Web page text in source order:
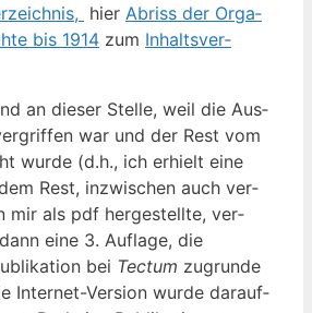
hier Abriss der Orga­
bis 1914 zum Inhalts­ver­
an die­ser Stel­le, weil die Aus­
war und der Rest vom
wur­de (d.h., ich erhielt eine
Rest, inzwi­schen auch ver­
mir als pdf her­ge­stell­te, ver­
eine 3. Auf­la­ge, die
bei Tec­tum zugrun­de
Inter­net-Ver­si­on wur­de dar­auf­